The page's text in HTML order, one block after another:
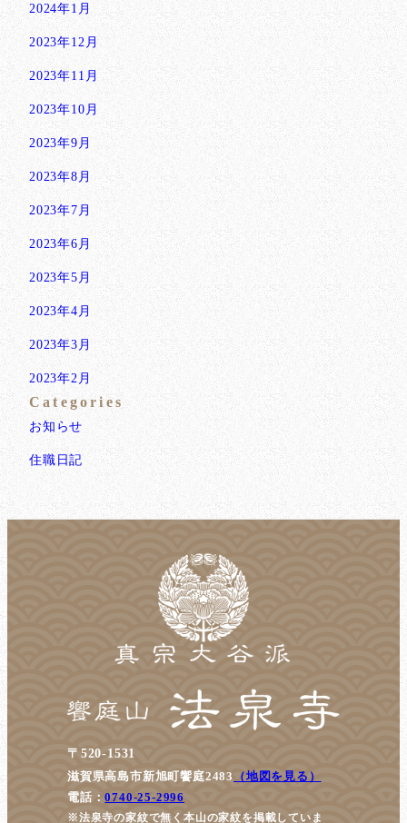
2024年1月
2023年12月
2023年11月
2023年10月
2023年9月
2023年8月
2023年7月
2023年6月
2023年5月
2023年4月
2023年3月
2023年2月
Categories
お知らせ
住職日記
〒520-1531
滋賀県高島市新旭町饗庭2483
（地図を見る）
電話：0740-25-2996
※法泉寺の家紋で無く本山の家紋を掲載していま